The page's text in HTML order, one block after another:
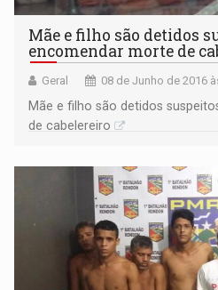
Mãe e filho são detidos
encomendar morte de
Geral 08 de Junho de 2016
Mãe e filho são detidos
de cabelereiro